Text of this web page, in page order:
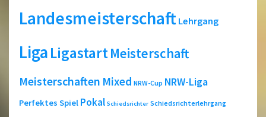
Landesmeisterschaft Lehrgang
LigaLigastartMeisterschaft
Meisterschaften Mixed NRW-Cup NRW-Liga
Perfektes Spiel Pokal Schiedsrichter Schiedsrichterlehrgang